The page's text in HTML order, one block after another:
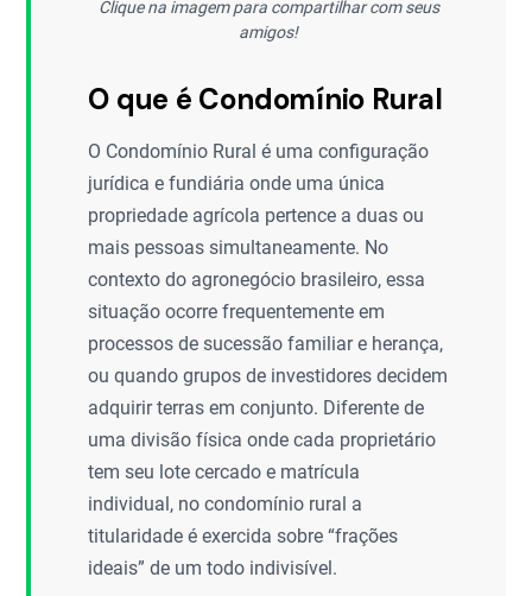
Clique na imagem para compartilhar com seus
amigos!
O que é Condomínio Rural
O Condomínio Rural é uma configuração
jurídica e fundiária onde uma única
propriedade agrícola pertence a duas ou
mais pessoas simultaneamente. No
contexto do agronegócio brasileiro, essa
situação ocorre frequentemente em
processos de sucessão familiar e herança,
ou quando grupos de investidores decidem
adquirir terras em conjunto. Diferente de
uma divisão física onde cada proprietário
tem seu lote cercado e matrícula
individual, no condomínio rural a
titularidade é exercida sobre “frações
ideais” de um todo indivisível.